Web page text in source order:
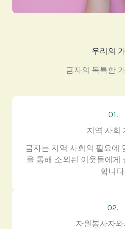
우리의
금자의 독특한
01.
지역 사회
금자는 지역 사회의 필요에
을 통해 소외된 이웃들에게
합니다.
02.
자원봉사자